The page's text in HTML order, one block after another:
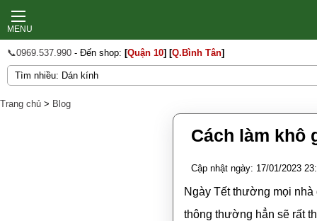
MENU
📞0969.537.990 - Đến shop: [Quận 10] [Q.Bình Tân]
Trang chủ > Blog
Cách làm khô
Cập nhật ngày: 17/01/2023
Ngày Tết thường mọi
thông thường hẳn sẽ rất